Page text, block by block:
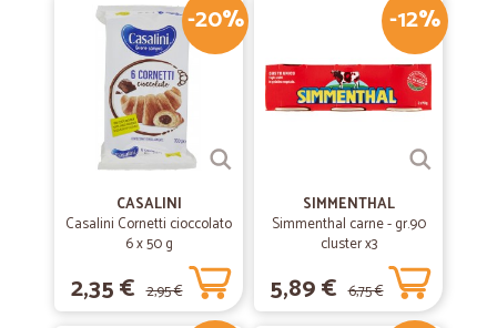
-20%
CASALINI
Casalini Cornetti cioccolato
6 x 50 g
2,35 € 2,95 €
-12%
SIMMENTHAL
Simmenthal carne - gr.90
cluster x3
5,89 € 6,75 €